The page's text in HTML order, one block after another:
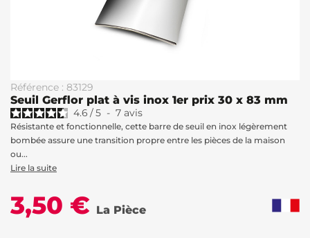
Référence : 83129
Seuil Gerflor plat à vis inox 1er prix 30 x 83 mm
4.6 /5 - 7 avis
Résistante et fonctionnelle, cette barre de seuil en inox légèrement
bombée assure une transition propre entre les pièces de la maison
ou...
Lire la suite
3,50 € La Pièce